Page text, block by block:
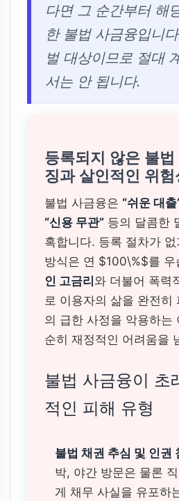
다면 그 순간부터 해
한 불법 사금융입니
벌 대상이므로 절대
서는 안 됩니다.
등록되지 않은 불
징과 살인적인 위험
불법 사금융은 “쉬운 대출
“신용 무관” 등의 달콤한
혹합니다. 등록 절차가
방식은 연 $100\%$를
인 고금리와 더불어 폭력
로 이용자의 삶을 완전히
의 급한 사정을 악용하는
순히 재정적인 어려움을
불법 사금융이 초
적인 피해 유형
불법 채권 추심 및 인권
박, 야간 방문은 물론
게 채무 사실을 유포하